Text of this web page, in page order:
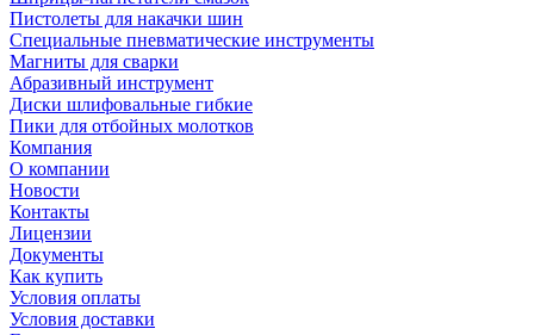
Пистолеты для накачки шин
Специальные пневматические инструменты
Магниты для сварки
Абразивный инструмент
Диски шлифовальные гибкие
Пики для отбойных молотков
Компания
О компании
Новости
Контакты
Лицензии
Документы
Как купить
Условия оплаты
Условия доставки